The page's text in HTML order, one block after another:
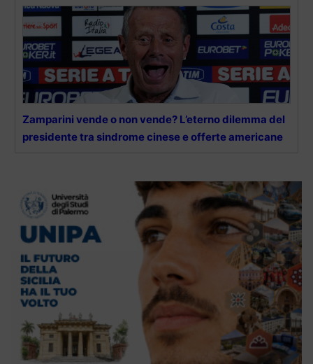
Zamparini vende o non vende? L’eterno dilemma del
presidente tra sindrome cinese e offerte americane